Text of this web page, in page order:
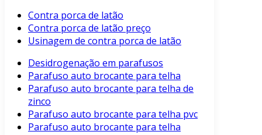
Contra porca de latão
Contra porca de latão preço
Usinagem de contra porca de latão
Desidrogenação em parafusos
Parafuso auto brocante para telha
Parafuso auto brocante para telha de
zinco
Parafuso auto brocante para telha pvc
Parafuso auto brocante para telha